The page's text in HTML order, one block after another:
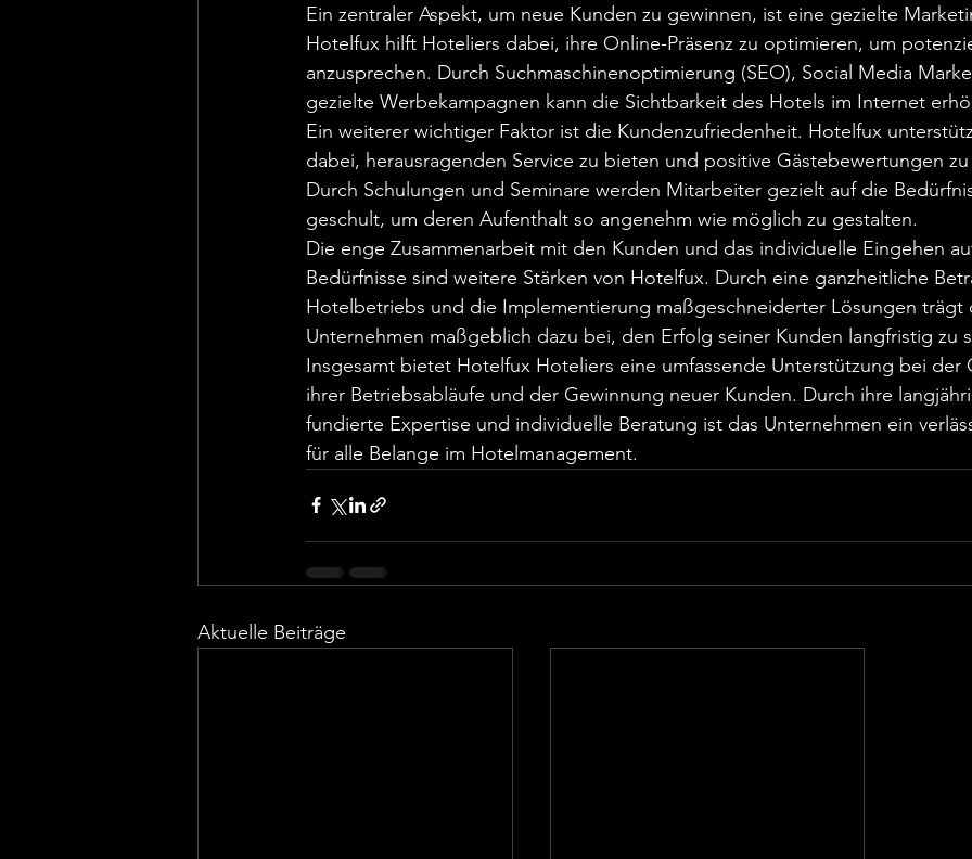
Ein zentraler Aspekt, um neue Kunden zu gewinnen, ist eine gezielte
Hotelfux hilft Hoteliers dabei, ihre Online-Präsenz zu optimieren, um
anzusprechen. Durch Suchmaschinenoptimierung (SEO), Social Media
gezielte Werbekampagnen kann die Sichtbarkeit des Hotels im Internet
Ein weiterer wichtiger Faktor ist die Kundenzufriedenheit. Hotelfux
dabei, herausragenden Service zu bieten und positive Gästebewertungen
Durch Schulungen und Seminare werden Mitarbeiter gezielt auf die
geschult, um deren Aufenthalt so angenehm wie möglich zu gestalten.
Die enge Zusammenarbeit mit den Kunden und das individuelle Eingehen
Bedürfnisse sind weitere Stärken von Hotelfux. Durch eine ganzheitliche
Hotelbetriebs und die Implementierung maßgeschneiderter Lösungen trägt
Unternehmen maßgeblich dazu bei, den Erfolg seiner Kunden langfristig zu
Insgesamt bietet Hotelfux Hoteliers eine umfassende Unterstützung bei der
ihrer Betriebsabläufe und der Gewinnung neuer Kunden. Durch ihre
fundierte Expertise und individuelle Beratung ist das Unternehmen ein
für alle Belange im Hotelmanagement.
Aktuelle Beiträge